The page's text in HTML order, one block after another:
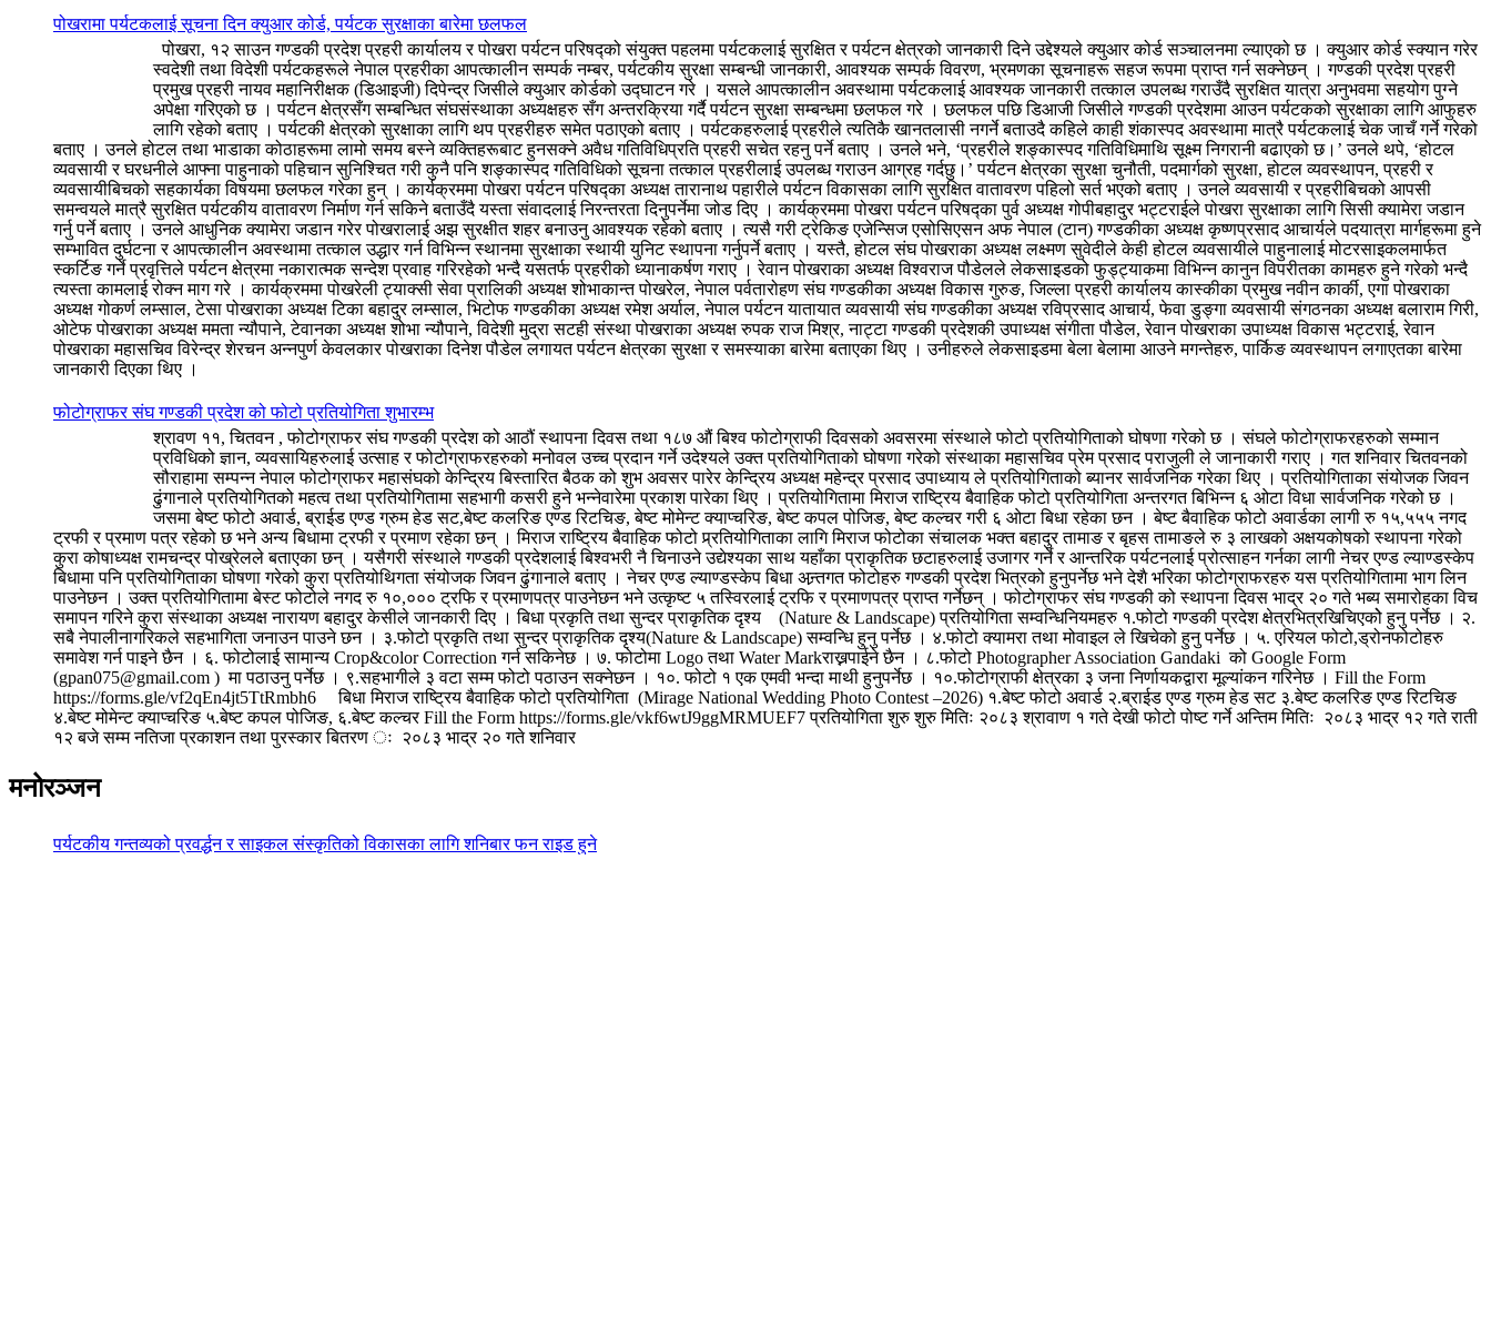
पोखरामा पर्यटकलाई सूचना दिन क्युआर कोर्ड, पर्यटक सुरक्षाका बारेमा छलफल
पोखरा, १२ साउन गण्डकी प्रदेश प्रहरी कार्यालय र पोखरा पर्यटन परिषद्को संयुक्त पहलमा पर्यटकलाई सुरक्षित र पर्यटन क्षेत्रको जानकारी दिने उद्देश्यले क्युआर कोर्ड सञ्चालनमा ल्याएको छ । क्युआर कोर्ड स्क्यान गरेर
स्वदेशी तथा विदेशी पर्यटकहरूले नेपाल प्रहरीका आपत्कालीन सम्पर्क नम्बर, पर्यटकीय सुरक्षा सम्बन्धी जानकारी, आवश्यक सम्पर्क विवरण, भ्रमणका सूचनाहरू सहज रूपमा प्राप्त गर्न सक्नेछन् । गण्डकी प्रदेश प्रहरी
प्रमुख प्रहरी नायव महानिरीक्षक (डिआइजी) दिपेन्द्र जिसीले क्युआर कोर्डको उद्घाटन गरे । यसले आपत्कालीन अवस्थामा पर्यटकलाई आवश्यक जानकारी तत्काल उपलब्ध गराउँदै सुरक्षित यात्रा अनुभवमा सहयोग पुग्ने
अपेक्षा गरिएको छ । पर्यटन क्षेत्रसँग सम्बन्धित संघसंस्थाका अध्यक्षहरु सँग अन्तरक्रिया गर्दै पर्यटन सुरक्षा सम्बन्धमा छलफल गरे । छलफल पछि डिआजी जिसीले गण्डकी प्रदेशमा आउन पर्यटकको सुरक्षाका लागि आफुहरु
लागि रहेको बताए । पर्यटकी क्षेत्रको सुरक्षाका लागि थप प्रहरीहरु समेत पठाएको बताए । पर्यटकहरुलाई प्रहरीले त्यतिकै खानतलासी नगर्ने बताउदै कहिले काही शंकास्पद अवस्थामा मात्रै पर्यटकलाई चेक जाचँ गर्ने गरेको
बताए । उनले होटल तथा भाडाका कोठाहरूमा लामो समय बस्ने व्यक्तिहरूबाट हुनसक्ने अवैध गतिविधिप्रति प्रहरी सचेत रहनु पर्ने बताए । उनले भने, ‘प्रहरीले शङ्कास्पद गतिविधिमाथि सूक्ष्म निगरानी बढाएको छ।’ उनले थपे, ‘होटल
व्यवसायी र घरधनीले आफ्ना पाहुनाको पहिचान सुनिश्चित गरी कुनै पनि शङ्कास्पद गतिविधिको सूचना तत्काल प्रहरीलाई उपलब्ध गराउन आग्रह गर्दछु।’ पर्यटन क्षेत्रका सुरक्षा चुनौती, पदमार्गको सुरक्षा, होटल व्यवस्थापन, प्रहरी र
व्यवसायीबिचको सहकार्यका विषयमा छलफल गरेका हुन् । कार्यक्रममा पोखरा पर्यटन परिषद्का अध्यक्ष तारानाथ पहारीले पर्यटन विकासका लागि सुरक्षित वातावरण पहिलो सर्त भएको बताए । उनले व्यवसायी र प्रहरीबिचको आपसी
समन्वयले मात्रै सुरक्षित पर्यटकीय वातावरण निर्माण गर्न सकिने बताउँदै यस्ता संवादलाई निरन्तरता दिनुपर्नेमा जोड दिए । कार्यक्रममा पोखरा पर्यटन परिषद्का पुर्व अध्यक्ष गोपीबहादुर भट्टराईले पोखरा सुरक्षाका लागि सिसी क्यामेरा जडान
गर्नु पर्ने बताए । उनले आधुनिक क्यामेरा जडान गरेर पोखरालाई अझ सुरक्षीत शहर बनाउनु आवश्यक रहेको बताए । त्यसै गरी ट्रेकिङ एजेन्सिज एसोसिएसन अफ नेपाल (टान) गण्डकीका अध्यक्ष कृष्णप्रसाद आचार्यले पदयात्रा मार्गहरूमा हुने
सम्भावित दुर्घटना र आपत्कालीन अवस्थामा तत्काल उद्धार गर्न विभिन्न स्थानमा सुरक्षाका स्थायी युनिट स्थापना गर्नुपर्ने बताए । यस्तै, होटल संघ पोखराका अध्यक्ष लक्ष्मण सुवेदीले केही होटल व्यवसायीले पाहुनालाई मोटरसाइकलमार्फत
स्कर्टिङ गर्ने प्रवृत्तिले पर्यटन क्षेत्रमा नकारात्मक सन्देश प्रवाह गरिरहेको भन्दै यसतर्फ प्रहरीको ध्यानाकर्षण गराए । रेवान पोखराका अध्यक्ष विश्वराज पौडेलले लेकसाइडको फुड्ट्याकमा विभिन्न कानुन विपरीतका कामहरु हुने गरेको भन्दै
त्यस्ता कामलाई रोक्न माग गरे । कार्यक्रममा पोखरेली ट्याक्सी सेवा प्रालिकी अध्यक्ष शोभाकान्त पोखरेल, नेपाल पर्वतारोहण संघ गण्डकीका अध्यक्ष विकास गुरुङ, जिल्ला प्रहरी कार्यालय कास्कीका प्रमुख नवीन कार्की, एगा पोखराका
अध्यक्ष गोकर्ण लम्साल, टेसा पोखराका अध्यक्ष टिका बहादुर लम्साल, भिटोफ गण्डकीका अध्यक्ष रमेश अर्याल, नेपाल पर्यटन यातायात व्यवसायी संघ गण्डकीका अध्यक्ष रविप्रसाद आचार्य, फेवा डुङ्गा व्यवसायी संगठनका अध्यक्ष बलाराम गिरी,
ओटेफ पोखराका अध्यक्ष ममता न्यौपाने, टेवानका अध्यक्ष शोभा न्यौपाने, विदेशी मुद्रा सटही संस्था पोखराका अध्यक्ष रुपक राज मिश्र, नाट्टा गण्डकी प्रदेशकी उपाध्यक्ष संगीता पौडेल, रेवान पोखराका उपाध्यक्ष विकास भट्टराई, रेवान
पोखराका महासचिव विरेन्द्र शेरचन अन्नपुर्ण केवलकार पोखराका दिनेश पौडेल लगायत पर्यटन क्षेत्रका सुरक्षा र समस्याका बारेमा बताएका थिए । उनीहरुले लेकसाइडमा बेला बेलामा आउने मगन्तेहरु, पार्किङ व्यवस्थापन लगाएतका बारेमा
जानकारी दिएका थिए ।
फोटोग्राफर संघ गण्डकी प्रदेश को फोटो प्रतियोगिता शुभारम्भ
श्रावण ११, चितवन , फोटोग्राफर संघ गण्डकी प्रदेश को आठौं स्थापना दिवस तथा १८७ औं बिश्व फोटोग्राफी दिवसको अवसरमा संस्थाले फोटो प्रतियोगिताको घोषणा गरेको छ । संघले फोटोग्राफरहरुको सम्मान
प्रविधिको ज्ञान, व्यवसायिहरुलाई उत्साह र फोटोग्राफरहरुको मनोवल उच्च प्रदान गर्ने उदेश्यले उक्त प्रतियोगिताको घोषणा गरेको संस्थाका महासचिव प्रेम प्रसाद पराजुली ले जानाकारी गराए । गत शनिवार चितवनको
सौराहामा सम्पन्न नेपाल फोटोग्राफर महासंघको केन्द्रिय बिस्तारित बैठक को शुभ अवसर पारेर केन्द्रिय अध्यक्ष महेन्द्र प्रसाद उपाध्याय ले प्रतियोगिताको ब्यानर सार्वजनिक गरेका थिए । प्रतियोगिताका संयोजक जिवन
ढुंगानाले प्रतियोगितको महत्व तथा प्रतियोगितामा सहभागी कसरी हुने भन्नेवारेमा प्रकाश पारेका थिए । प्रतियोगितामा मिराज राष्ट्रिय बैवाहिक फोटो प्रतियोगिता अन्तरगत बिभिन्न ६ ओटा विधा सार्वजनिक गरेको छ ।
जसमा बेष्ट फोटो अवार्ड, ब्राईड एण्ड ग्रुम हेड सट,बेष्ट कलरिङ एण्ड रिटचिङ, बेष्ट मोमेन्ट क्याप्चरिङ, बेष्ट कपल पोजिङ, बेष्ट कल्चर गरी ६ ओटा बिधा रहेका छन । बेष्ट बैवाहिक फोटो अवार्डका लागी रु १५,५५५ नगद
ट्रफी र प्रमाण पत्र रहेको छ भने अन्य बिधामा ट्रफी र प्रमाण रहेका छन् । मिराज राष्ट्रिय बैवाहिक फोटो प्र्रतियोगिताका लागि मिराज फोटोका संचालक भक्त बहादुर तामाङ र बृहस तामाङले रु ३ लाखको अक्षयकोषको स्थापना गरेको
कुरा कोषाध्यक्ष रामचन्द्र पोख्रेलले बताएका छन् । यसैगरी संस्थाले गण्डकी प्रदेशलाई बिश्वभरी नै चिनाउने उद्येश्यका साथ यहाँका प्राकृतिक छटाहरुलाई उजागर गर्ने र आन्तरिक पर्यटनलाई प्रोत्साहन गर्नका लागी नेचर एण्ड ल्याण्डस्केप
बिधामा पनि प्रतियोगिताका घोषणा गरेको कुरा प्रतियोथिगता संयोजक जिवन ढुंगानाले बताए । नेचर एण्ड ल्याण्डस्केप बिधा अन्र्तगत फोटोहरु गण्डकी प्रदेश भित्रको हुनुपर्नेछ भने देशै भरिका फोटोग्राफरहरु यस प्रतियोगितामा भाग लिन
पाउनेछन । उक्त प्रतियोगितामा बेस्ट फोटोले नगद रु १०,००० ट्रफि र प्रमाणपत्र पाउनेछन भने उत्कृष्ट ५ तस्विरलाई ट्रफि र प्रमाणपत्र प्राप्त गर्नेछन् । फोटोग्राफर संघ गण्डकी को स्थापना दिवस भाद्र २० गते भब्य समारोहका विच
समापन गरिने कुरा संस्थाका अध्यक्ष नारायण बहादुर केसीले जानकारी दिए । बिधा प्रकृति तथा सुन्दर प्राकृतिक दृश्य (Nature & Landscape) प्रतियोगिता सम्वन्धिनियमहरु १.फोटो गण्डकी प्रदेश क्षेत्रभित्रखिचिएकोे हुनु पर्नेछ । २.
सबै नेपालीनागरिकले सहभागिता जनाउन पाउने छन । ३.फोटो प्रकृति तथा सुन्दर प्राकृतिक दृश्य(Nature & Landscape) सम्वन्धि हुनु पर्नेछ । ४.फोटो क्यामरा तथा मोवाइल ले खिचेको हुनु पर्नेछ । ५. एरियल फोटो,ड्रोनफोटोहरु
समावेश गर्न पाइने छैन । ६. फोटोलाई सामान्य Crop&color Correction गर्न सकिनेछ । ७. फोटोमा Logo तथा Water Markराख्नपाईने छैन । ८.फोटो Photographer Association Gandaki को Google Form
(gpan075@gmail.com ) मा पठाउनु पर्नेछ । ९.सहभागीले ३ वटा सम्म फोटो पठाउन सक्नेछन । १०. फोटो १ एक एमवी भन्दा माथी हुनुपर्नेछ । १०.फोटोग्राफी क्षेत्रका ३ जना निर्णायकद्वारा मूल्यांकन गरिनेछ । Fill the Form
https://forms.gle/vf2qEn4jt5TtRmbh6 बिधा मिराज राष्ट्रिय बैवाहिक फोटो प्रतियोगिता (Mirage National Wedding Photo Contest –2026) १.बेष्ट फोटो अवार्ड २.ब्राईड एण्ड ग्रुम हेड सट ३.बेष्ट कलरिङ एण्ड रिटचिङ
४.बेष्ट मोमेन्ट क्याप्चरिङ ५.बेष्ट कपल पोजिङ, ६.बेष्ट कल्चर Fill the Form https://forms.gle/vkf6wtJ9ggMRMUEF7 प्रतियोगिता शुरु शुरु मितिः २०८३ श्रावाण १ गते देखी फोटो पोष्ट गर्ने अन्तिम मितिः २०८३ भाद्र १२ गते राती
१२ बजे सम्म नतिजा प्रकाशन तथा पुरस्कार बितरण ः २०८३ भाद्र २० गते शनिवार
मनोरञ्जन
पर्यटकीय गन्तव्यको प्रवर्द्धन र साइकल संस्कृतिको विकासका लागि शनिबार फन राइड हुने